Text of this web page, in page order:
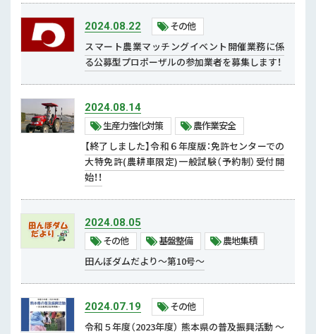
2024.08.22
その他
スマート農業マッチングイベント開催業務に係
る公募型プロポーザルの参加業者を募集します！
2024.08.14
生産力強化対策
農作業安全
【終了しました】令和６年度版：免許センターでの
大特免許(農耕車限定)一般試験（予約制）受付開
始！！
2024.08.05
その他 基盤整備
農地集積
田んぼダムだより～第10号～
2024.07.19
その他
令和５年度（2023年度） 熊本県の普及振興活動 ～
補助事業
農地集積・基盤整備
その他
農地集積
防災・減災・リスク軽減対策
農産園芸
園芸
農産